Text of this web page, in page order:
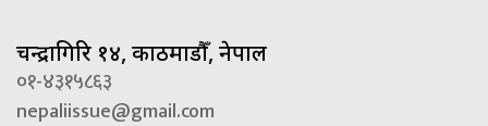
चन्द्रागिरि १४, काठमाडौँ, नेपाल
०१-४३१५८६३
nepaliissue@gmail.com